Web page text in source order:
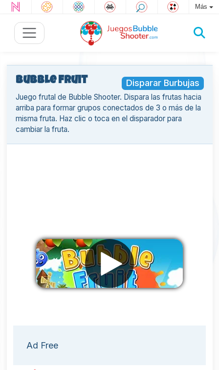
Más
Disparar Burbujas
Bubble Fruit
Juego frutal de Bubble Shooter. Dispara las frutas hacia
arriba para formar grupos conectados de 3 o más de la
misma fruta. Haz clic o toca en el disparador para
cambiar la fruta.
Ad Free